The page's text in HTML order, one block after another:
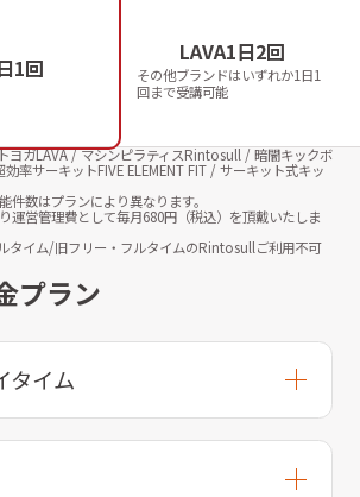
1回
LAVA1日2回
その他ブランドはいずれか1日1
回まで受講可能
ヨガLAVA / マシンピラティスRintosull / 暗闇キックボ
率サーキットFIVE ELEMENT FIT / サーキット式キッ
数はプランにより異なります。
運営管理費として毎月680円（税込）を頂戴いたしま
タイム/旧フリー・フルタイムのRintosullご利用不可
プラン
タイム